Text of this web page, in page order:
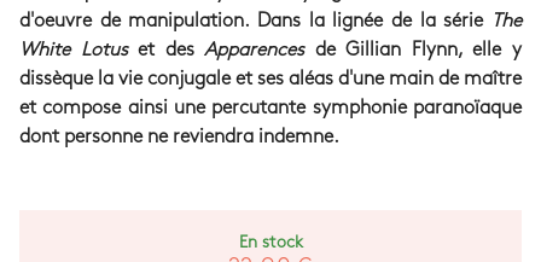
d'oeuvre de manipulation. Dans la lignée de la série The
White Lotuset desApparencesde Gillian Flynn, elle y
dissèque la vie conjugale et ses aléas d'une main de maître
et compose ainsi une percutante symphonie paranoïaque
dont personne ne reviendra indemne.
En stock